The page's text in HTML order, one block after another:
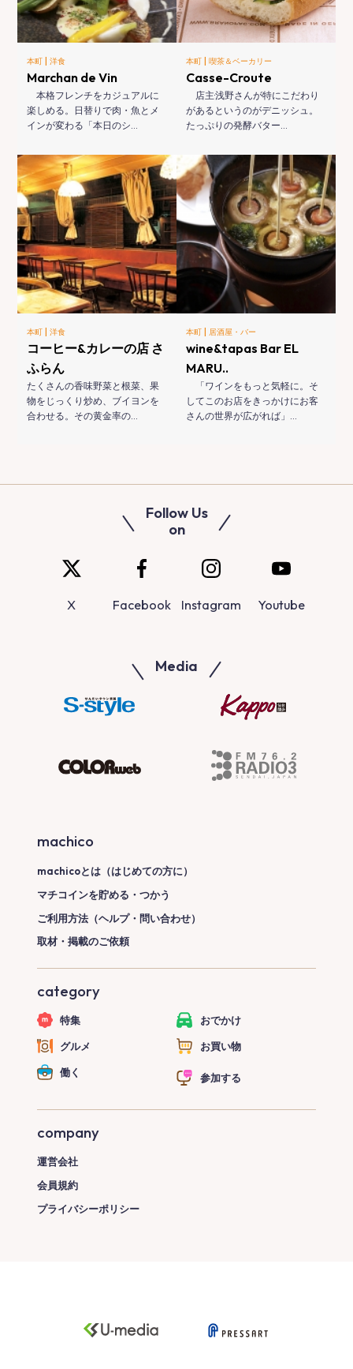
本町 |洋食
Marchan de Vin
本格フレンチをカジュアルに
楽しめる。日替りで肉・魚とメ
インが変わる「本日のシ…
本町 | 喫茶＆ベーカリー
Casse-Croute
店主·浅野さんが特にこだわり
があるというのがデニッシュ。
たっぷりの発酵バター…
本町 |洋食
コーヒー&カレーの店 さ
ふらん
たくさんの香味野菜と根菜、果
物をじっくり炒め、ブイヨンを
合わせる。その黄金率の…
本町 | 居酒屋・バー
wine&tapas Bar EL
MARU..
「ワインをもっと気軽に。そ
してこのお店をきっかけにお客
さんの世界が広がれば」…
Follow Us
on
X Facebook Instagram Youtube
Media
machico
machicoとは（はじめての方に）
マチコインを貯める・つかう
ご利用方法（ヘルプ・問い合わせ）
取材・掲載のご依頼
category
特集 おでかけ
グルメ お買い物
働く 参加する
company
運営会社
会員規約
プライバシーポリシー